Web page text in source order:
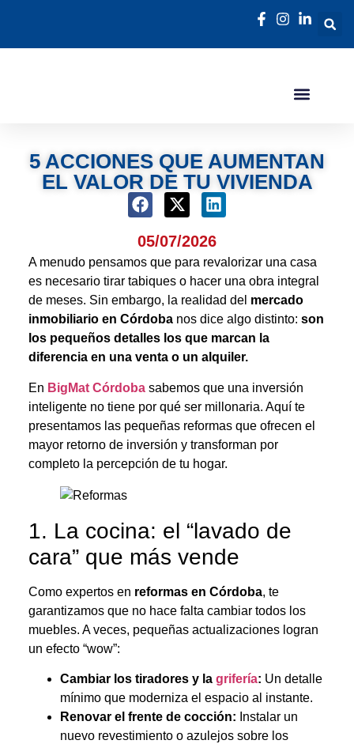
5 ACCIONES QUE AUMENTAN
EL VALOR DE TU VIVIENDA
05/07/2026
A menudo pensamos que para revalorizar una casa
es necesario tirar tabiques o hacer una obra integral
de meses. Sin embargo, la realidad del mercado
inmobiliario en Córdobanos dice algo distinto: son
los pequeños detalles los que marcan la
diferencia en una venta o un alquiler.
En BigMat Córdobasabemos que una inversión
inteligente no tiene por qué ser millonaria. Aquí te
presentamos las pequeñas reformas que ofrecen el
mayor retorno de inversión y transforman por
completo la percepción de tu hogar.
1. La cocina: el “lavado de
cara” que más vende
Como expertos en reformas en Córdoba, te
garantizamos que no hace falta cambiar todos los
muebles. A veces, pequeñas actualizaciones logran
un efecto “wow”:
Cambiar los tiradores y la grifería: Un detalle
mínimo que moderniza el espacio al instante.
Renovar el frente de cocción: Instalar un
nuevo revestimiento o azulejos sobre los